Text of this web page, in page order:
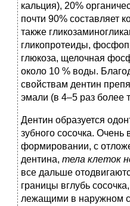
кальция), 20%
почти 90% составляет
также
гликопротеиды,
глюкоза, щелочная
около 10 % воды.
свойствам дентин
эмали (в 4–5 раз более
Дентин образуется
зубного сосочка. Очень
формировании, с
дентина, тела клеток
все дальше
границы вглубь
лежащими в наружном